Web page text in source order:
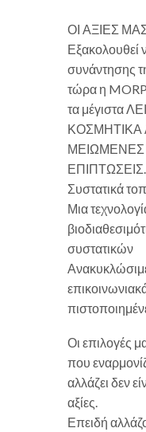
ΟΙ ΑΞΙΕΣ
Εξακολουθεί
συνάντησης
τώρα η
τα μέγιστα
ΜΕΙΩΜΕΝΕΣ
ΕΠΙΠΤΩΣΕΙΣ.
Συστατικά
Μια
συστατικών
Οι επιλογές
που
αλλάζει δεν
αξίες.
Επειδή